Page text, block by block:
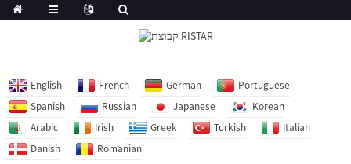
English French German
Portuguese
Spanish
Russian Japanese
Korean
Arabic
Irish Greek Turkish
Italian
Danish
Romanian